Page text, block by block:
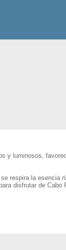
y luminosos,
respira la esencia
disfrutar de Cabo